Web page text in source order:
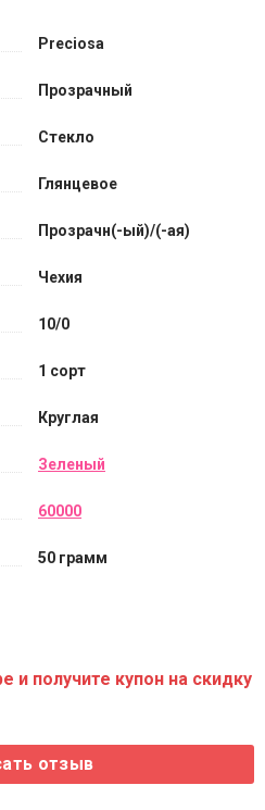
Preciosa
Прозрачный
Стекло
Глянцевое
Прозрачн(-ый)/(-ая)
Чехия
10/0
1 сорт
Круглая
Зеленый
60000
50 грамм
и получите купон на скидку